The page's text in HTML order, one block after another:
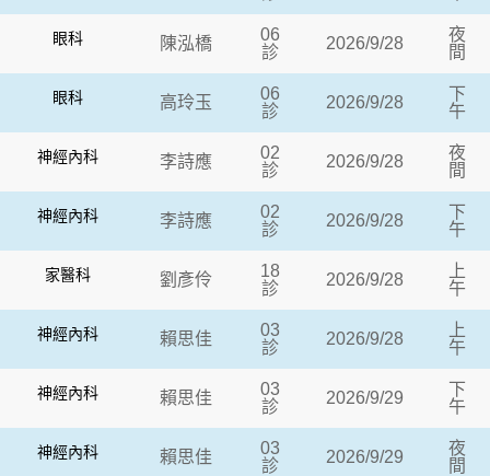
眼科 陳泓橋
06
診
2026/9/28
夜
間
眼科 高玲玉
06
診
2026/9/28
下
午
神經內科 李詩應
02
診
2026/9/28
夜
間
神經內科 李詩應
02
診
2026/9/28
下
午
家醫科 劉彥伶
18
診
2026/9/28
上
午
神經內科 賴思佳
03
診
2026/9/28
上
午
神經內科 賴思佳
03
診
2026/9/29
下
午
神經內科 賴思佳
03
診
2026/9/29
夜
間